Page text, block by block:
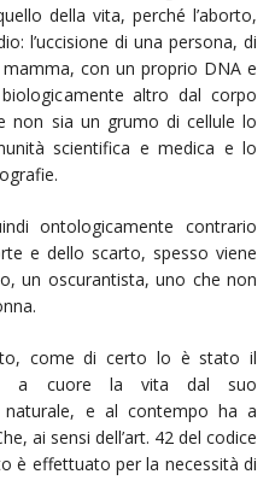
della vita, perché l’aborto,
l’uccisione di una persona, di
con un proprio DNA e
altro dal corpo
non sia un grumo di cellule lo
scientifica e medica e lo
ontologicamente contrario
e dello scarto, spesso viene
un oscurantista, uno che non
come di certo lo è stato il
a cuore la vita dal suo
e al contempo ha a
ai sensi dell’art. 42 del codice
è effettuato per la necessità di